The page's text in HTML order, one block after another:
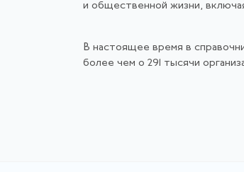
и общественной жизни,
В настоящее время в
более чем о 291 тысячи